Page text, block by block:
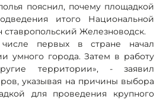
пояснил, почему площадкой
итого Национальной
Железноводск.
первых в стране начал
умного города. Затем в работу
территории», - заявил
указывая на причины выбора
для проведения крупного